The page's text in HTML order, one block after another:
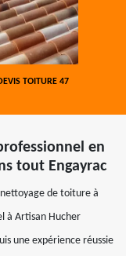
TOITURE 47
en
tout Engayrac
nettoyage de toiture à
à Artisan Hucher
une expérience réussie